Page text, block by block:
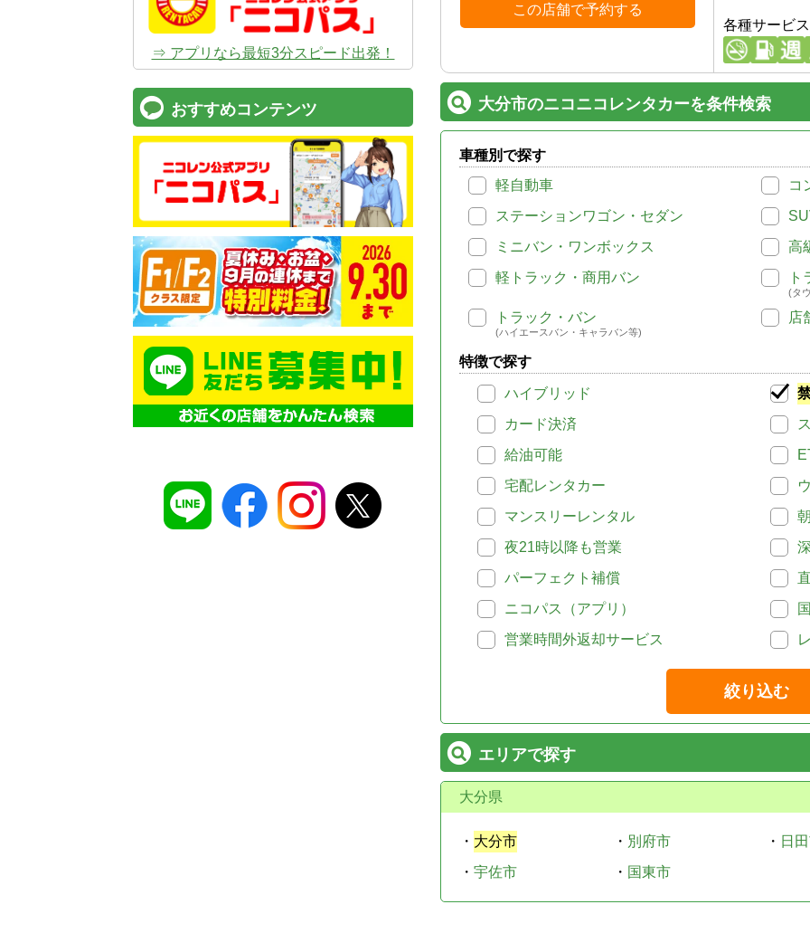
この店舗で予約する
各種サービス
大分市のニコニコレンタカーを条件検索
車種別で探す
軽自動車
コ
ステーションワゴン・セダン
ミニバン・ワンボックス
高
軽トラック・商用バン
ト
(タ
トラック・バン
(ハイエースバン・キャラバン等)
店
特徴で探す
ハイブリッド
カード決済
給油可能
宅配レンタカー
マンスリーレンタル
夜21時以降も営業
パーフェクト補償
ニコパス（アプリ）
営業時間外返却サービス
絞り込む
エリアで探す
大分県
・ 大分市 ・ 別府市 ・ 日
・ 宇佐市 ・ 国東市
⇒ アプリなら最短3分スピード出発！
おすすめコンテンツ